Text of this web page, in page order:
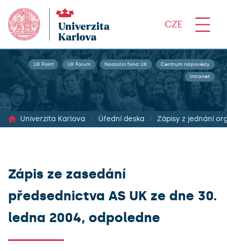
CZE
UK Point UK Forum Nadační fond UK Centrum nápovědy
Intranet
Univerzita Karlova Úřední deska
Zápis ze zasedání
předsednictva AS UK ze dne 30.
ledna 2004, odpoledne